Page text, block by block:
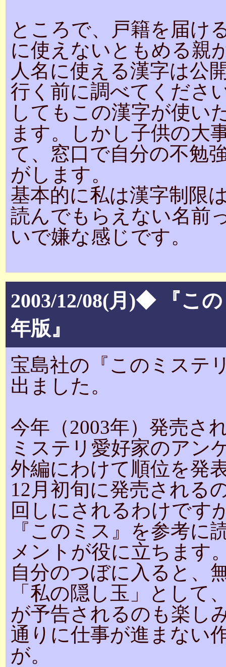
ところで、戸籍を届け
に使えないともめる親
人名に使える漢字は公
行く前に調べてくださ
してもこの漢字が使い
ます。しかし子供の大
て、窓口で自分の不勉
がします。
基本的に私は漢字制限
読んでもらえない名前
いで嫌な感じです。
2003/12/08(月)◆ 『こ
年版』
宝島社の『このミステ
出ました。
今年（2003年）発売さ
ミステリ愛好家のアン
外編にわけて順位を発
12月初旬に発売される
回しにされるわけです
『このミス』を参考に
メントが役に立ちます
自分のつぼに入ると、
「私の隠し玉」として
が予告されるのも楽し
通りに仕事が進まない
が。